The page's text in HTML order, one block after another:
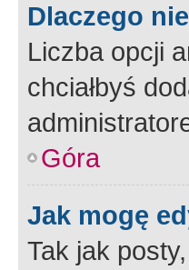
Dlaczego
Liczba opcji
chciałbyś
Góra
Jak mogę
Tak jak